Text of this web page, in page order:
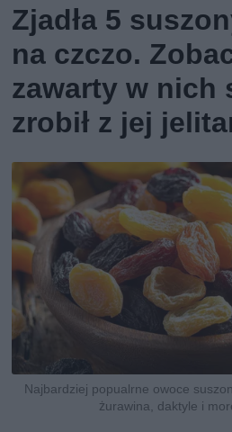
Zjadła 5
na czczo.
zawarty w nich
zrobił z jej
Najbardziej popualrne owoce
żurawina, daktyle i